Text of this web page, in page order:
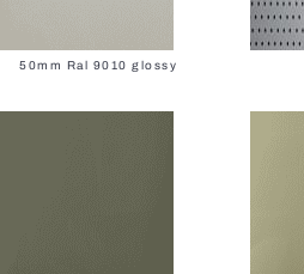
50mm Ral 9010 glossy